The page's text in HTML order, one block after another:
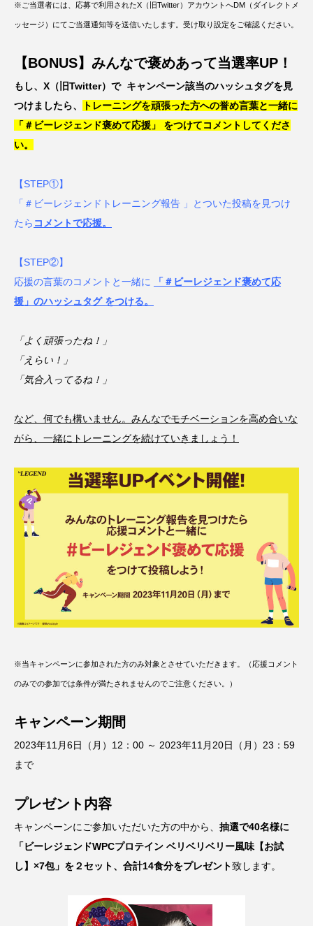
※ご当選者には、応募で利用されたX（旧Twitter）アカウントへDM（ダイレクトメ
ッセージ）にてご当選通知等を送信いたします。受け取り設定をご確認ください。
【BONUS】みんなで褒めあって当選率UP！
もし、X（旧Twitter）で キャンペーン該当のハッシュタグを見
つけましたら、
トレーニングを頑張った方への誉め言葉と一緒に
「＃ビーレジェンド褒めて応援」 をつけてコメントしてくださ
い。
【STEP①】
「＃ビーレジェンドトレーニング報告 」とついた投稿を見つけ
たら コメントで応援。
【STEP②】
応援の言葉のコメントと一緒に
「＃ビーレジェンド褒めて応
援」のハッシュタグ をつける。
「よく頑張ったね！」
「えらい！」
「気合入ってるね！」
など、何でも構いません。みんなでモチベーションを高め合いな
がら、一緒にトレーニングを続けていきましょう！
※当キャンペーンに参加された方のみ対象とさせていただきます。（応援コメント
のみでの参加では条件が満たされませんのでご注意ください。）
キャンペーン期間
2023年11月6日（月）12：00 ～ 2023年11月20日（月）23：59
まで
プレゼント内容
キャンペーンにご参加いただいた方の中から、 抽選で40名様に
「ビーレジェンドWPCプロテイン ベリベリベリー風味【お試
し】×7包」を２セット、合計14食分をプレゼント致します。